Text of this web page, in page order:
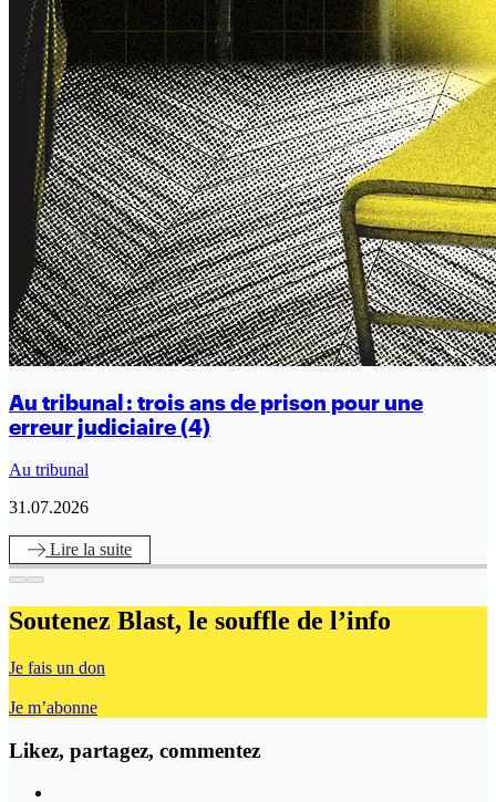
Au tribunal : trois ans de prison pour une
erreur judiciaire (4)
Au tribunal
31.07.2026
Lire la suite
Soutenez Blast, le souffle de l’info
Je fais un don
Je m’abonne
Likez, partagez, commentez